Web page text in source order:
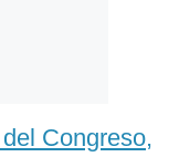
Congreso,